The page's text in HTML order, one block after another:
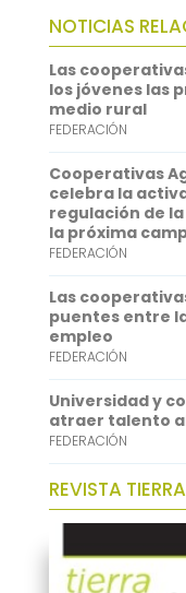
b
o
o
k
t
t
e
r
a
i
l
h
a
t
s
A
p
p
L
i
n
k
e
d
I
n
NOTICIAS
Las
los jóvenes las
medio rural
FEDERACIÓN
Cooperativas
celebra la
regulación de
la próxima
FEDERACIÓN
Las
puentes entre
empleo
FEDERACIÓN
Universidad y
atraer talento
FEDERACIÓN
REVISTA